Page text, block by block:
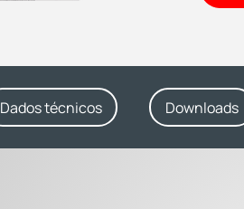
Dados técnicos Downloads